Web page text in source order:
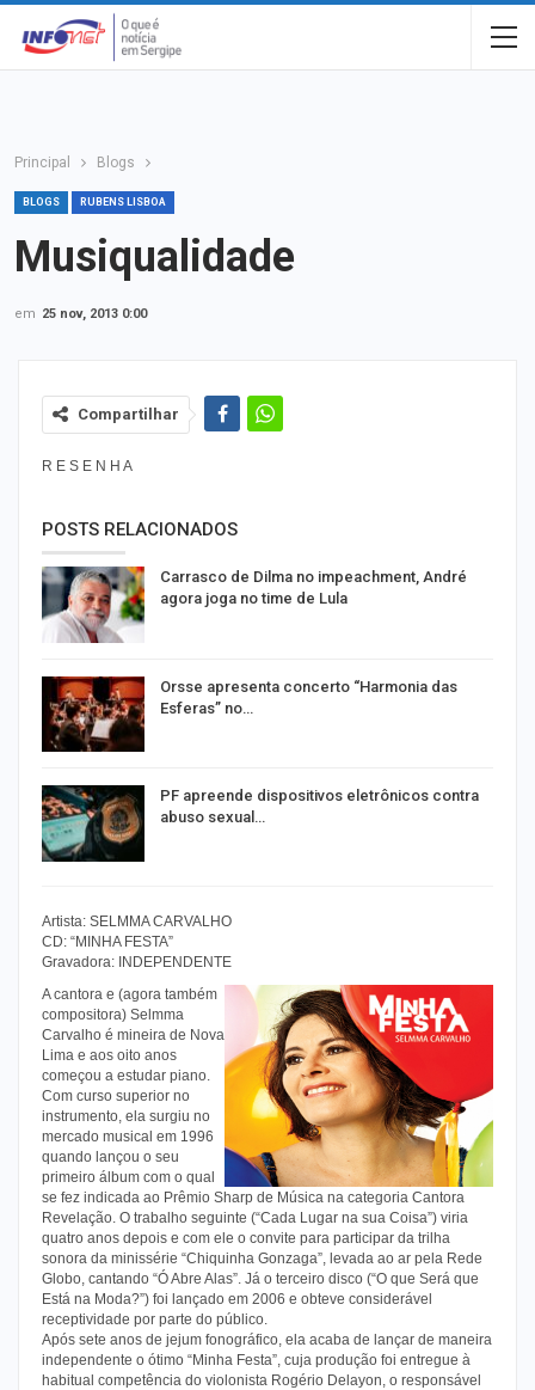
Principal Blogs
BLOGS RUBENS LISBOA
Musiqualidade
em 25 nov, 2013 0:00
Compartilhar
R E S E N H A
POSTS RELACIONADOS
Carrasco de Dilma no impeachment, André
agora joga no time de Lula
Orsse apresenta concerto “Harmonia das
Esferas” no…
PF apreende dispositivos eletrônicos contra
abuso sexual…
Artista: SELMMA CARVALHO
CD: “MINHA FESTA”
Gravadora: INDEPENDENTE
A cantora e (agora também
compositora) Selmma
Carvalho é mineira de Nova
Lima e aos oito anos
começou a estudar piano.
Com curso superior no
instrumento, ela surgiu no
mercado musical em 1996
quando lançou o seu
primeiro álbum com o qual
se fez indicada ao Prêmio Sharp de Música na categoria Cantora
Revelação. O trabalho seguinte (“Cada Lugar na sua Coisa”) viria
quatro anos depois e com ele o convite para participar da trilha
sonora da minissérie “Chiquinha Gonzaga”, levada ao ar pela Rede
Globo, cantando “Ó Abre Alas”. Já o terceiro disco (“O que Será que
Está na Moda?”) foi lançado em 2006 e obteve considerável
receptividade por parte do público.
Após sete anos de jejum fonográfico, ela acaba de lançar de maneira
independente o ótimo “Minha Festa”, cuja produção foi entregue à
habitual competência do violonista Rogério Delayon, o responsável